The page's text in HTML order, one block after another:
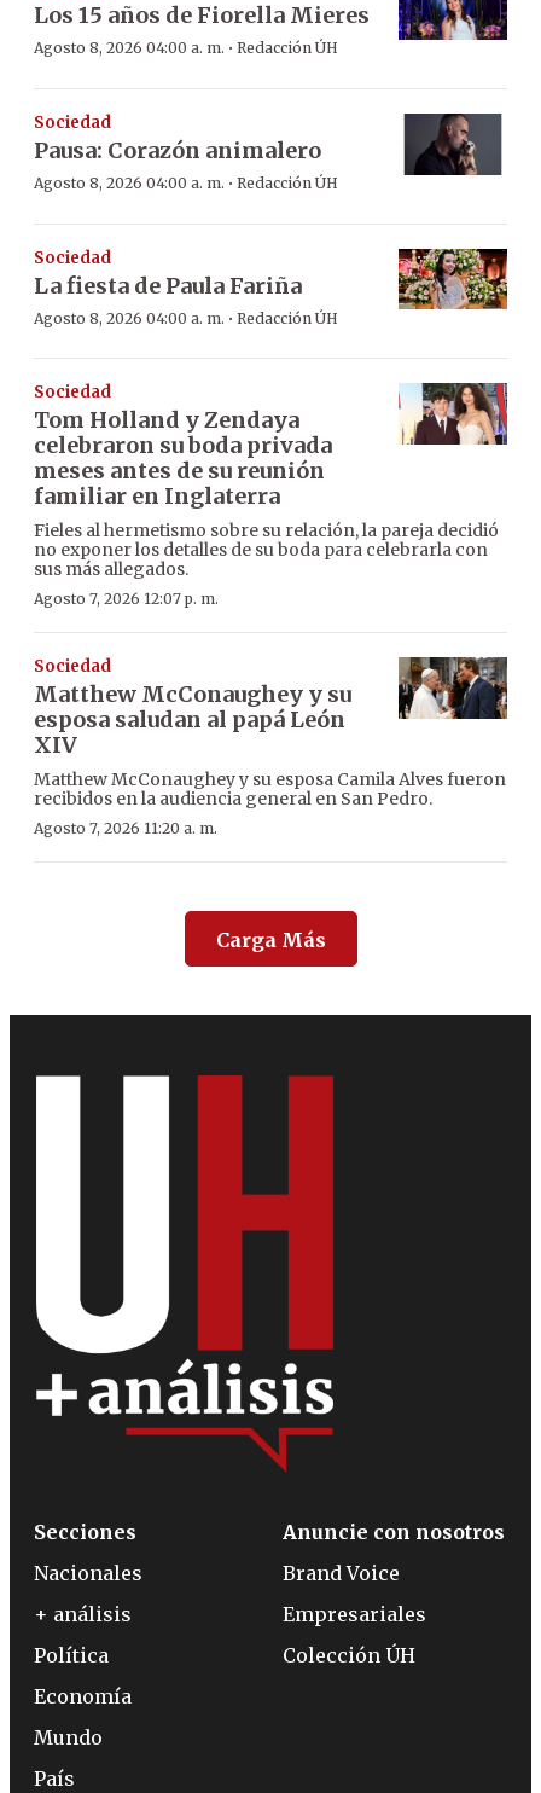
Los 15 años de Fiorella Mieres
Agosto 8, 2026 04:00 a. m. · Redacción ÚH
Sociedad
Pausa: Corazón animalero
Agosto 8, 2026 04:00 a. m. · Redacción ÚH
Sociedad
La fiesta de Paula Fariña
Agosto 8, 2026 04:00 a. m. · Redacción ÚH
Sociedad
Tom Holland y Zendaya
celebraron su boda privada
meses antes de su reunión
familiar en Inglaterra
Fieles al hermetismo sobre su relación, la pareja decidió
no exponer los detalles de su boda para celebrarla con
sus más allegados.
Agosto 7, 2026 12:07 p. m.
Sociedad
Matthew McConaughey y su
esposa saludan al papá León
XIV
Matthew McConaughey y su esposa Camila Alves fueron
recibidos en la audiencia general en San Pedro.
Agosto 7, 2026 11:20 a. m.
Carga Más
Secciones
Nacionales
+ análisis
Política
Economía
Mundo
País
Anuncie con nosotros
Brand Voice
Empresariales
Colección ÚH